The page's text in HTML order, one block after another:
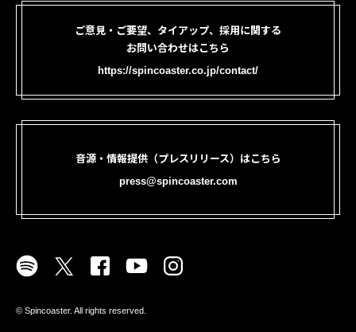
ご意見・ご要望、タイアップ、採用に関する
お問い合わせはこちら
https://spincoaster.co.jp/contact/
音源・情報提供（プレスリリース）はこちら
press@spincoaster.com
©︎ Spincoaster. All rights reserved.